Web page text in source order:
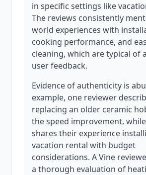
in specific settings like
The reviews consistently
world experiences with
cooking performance, and
cleaning, which are typical of
user feedback.
Evidence of authenticity is
example, one reviewer
replacing an older ceramic
the speed improvement,
shares their experience
vacation rental with budget
considerations. A Vine
a thorough evaluation of